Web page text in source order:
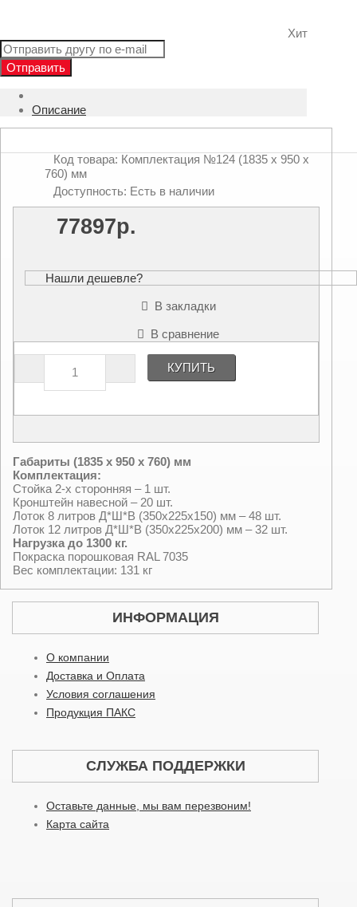
Хит
Отправить
Описание
Код товара: Комплектация №124 (1835 х 950 х
760) мм
Доступность: Есть в наличии
77897р.
Нашли дешевле?
В закладки
В сравнение
КУПИТЬ
Габариты (1835 х 950 х 760) мм
Комплектация:
Стойка 2-х сторонняя – 1 шт.
Кронштейн навесной – 20 шт.
Лоток 8 литров Д*Ш*В (350х225х150) мм – 48 шт.
Лоток 12 литров Д*Ш*В (350х225х200) мм – 32 шт.
Нагрузка до 1300 кг.
Покраска порошковая RAL 7035
Вес комплектации: 131 кг
ИНФОРМАЦИЯ
О компании
Доставка и Оплата
Условия соглашения
Продукция ПАКС
СЛУЖБА ПОДДЕРЖКИ
Оставьте данные, мы вам перезвоним!
Карта сайта